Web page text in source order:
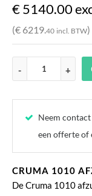
€ 5140.00
(€ 6219.40 incl. BTW)
- +
Neem
een offerte of
CRUMA 1010
De Cruma 1010